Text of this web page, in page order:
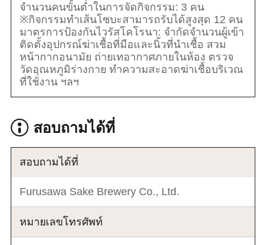
จำนวนคนขั้นต่ำในการจัดกิจกรรม: 3 คน
※กิจกรรมทำเส้นโซบะสามารถรับได้สูงสุด 12 คน
มาตรการป้องกันไวรัสโคโรนา: จำกัดจำนวนผู้เข้า
ติดตั้งอุปกรณ์ฆ่าเชื้อที่มือและนิ้วที่นำเชื้อ สวม
หน้ากากอนามัย ถ่ายเทอากาศภายในห้อง ตรวจ
วัดอุณหภูมิร่างกาย ทำความสะอาดฆ่าเชื้อบริเวณ
ที่ใช้งาน ฯลฯ
สอบถามได้ที่
สอบถามได้ที่
Furusawa Sake Brewery Co., Ltd.
หมายเลขโทรศัพท์